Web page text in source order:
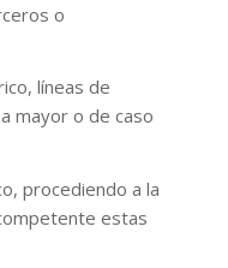
o
líneas de
mayor o de caso
procediendo a la
estas